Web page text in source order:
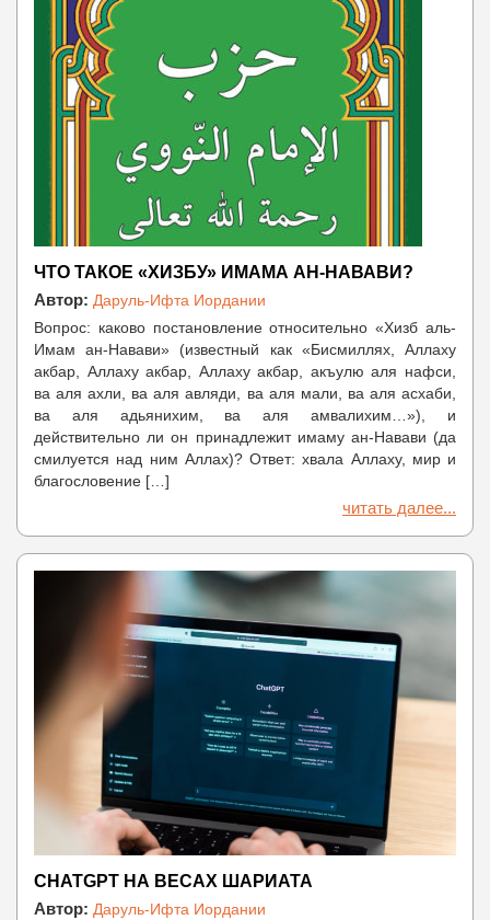
ЧТО ТАКОЕ «ХИЗБУ» ИМАМА АН-НАВАВИ?
Автор: Даруль-Ифта Иордании
Вопрос: каково постановление относительно «Хизб аль-
Имам ан-Навави» (известный как «Бисмиллях, Аллаху
акбар, Аллаху акбар, Аллаху акбар, акъулю аля нафси,
ва аля ахли, ва аля авляди, ва аля мали, ва аля асхаби,
ва аля адьянихим, ва аля амвалихим…»), и
действительно ли он принадлежит имаму ан-Навави (да
смилуется над ним Аллах)? Ответ: хвала Аллаху, мир и
благословение […]
читать далее...
CHATGPT НА ВЕСАХ ШАРИАТА
Автор: Даруль-Ифта Иордании